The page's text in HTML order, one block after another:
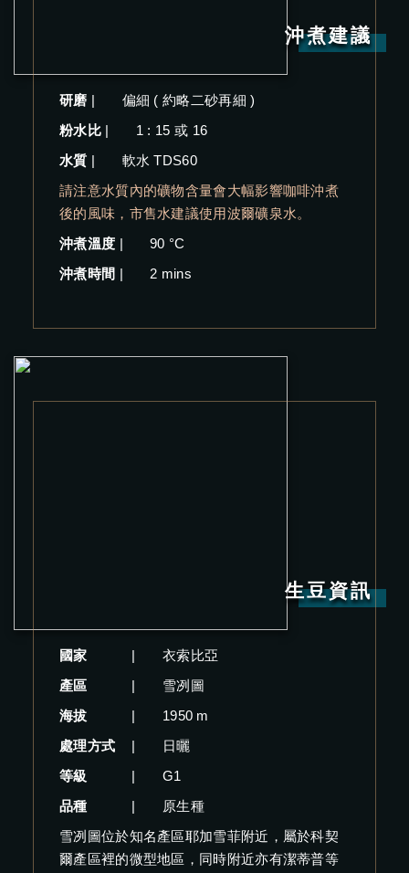
沖煮建議
研磨 |
偏細 ( 約略二砂再細 )
粉水比|
1 : 15 或 16
水質 |
軟水 TDS60
請注意水質內的礦物含量會大幅影響咖啡沖煮
後的風味，市售水建議使用波爾礦泉水。
沖煮溫度 |
90 °C
沖煮時間 | 2 mins
生豆資訊
國家 |
衣索比亞
產區
|
雪冽圖
海拔
|
1950 m
處理方式
|
日曬
等級
|
G1
品種
|
原生種
雪冽圖位於知名產區耶加雪菲附近，屬於科契
爾產區裡的微型地區，同時附近亦有潔蒂普等